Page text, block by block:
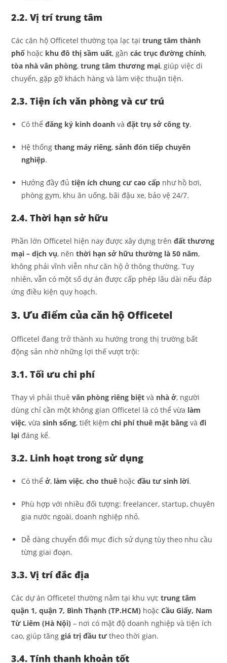
2.2. Vị trí trung tâm
Các căn hộ Officetel thường tọa lạc tạitrung tâm thành
phố hoặc khu đô thị sầm uất, gầncác trục đường chính,
tòa nhà văn phòng,trung tâm thương mại, giúp việc di
chuyển, gặp gỡ khách hàng và làm việc thuận tiện.
2.3. Tiện ích văn phòng và cư trú
Có thểđăng ký kinh doanh vàđặt trụ sở công ty.
Hệ thốngthang máy riêng,sảnh đón tiếp chuyên
nghiệp.
Hưởng đầy đủtiện ích chung cư cao cấp như hồ bơi,
phòng gym, khu ăn uống, bãi đậu xe, bảo vệ 24/7.
2.4. Thời hạn sở hữu
Phần lớn Officetel hiện nay được xây dựng trênđất thương
mại – dịch vụ, nênthời hạn sở hữu thường là 50 năm,
không phải vĩnh viễn như căn hộ ở thông thường. Tuy
nhiên, vẫn có một số dự án được cấp phép lâu dài nếu đáp
ứng điều kiện quy hoạch.
3. Ưu điểm của căn hộ Officetel
Officetel đang trở thành xu hướng trong thị trường bất
động sản nhờ những lợi thế vượt trội:
3.1. Tối ưu chi phí
Thay vì phải thuêvăn phòng riêng biệt và nhà ở, người
dùng chỉ cần một không gian Officetel là có thể vừa làm
việc, vừasinh sống, tiết kiệmchi phí thuê mặt bằng vàđi
lại đáng kể.
3.2. Linh hoạt trong sử dụng
Có thểở, làm việc,cho thuê hoặcđầu tư sinh lời.
Phù hợp với nhiều đối tượng: freelancer, startup, chuyên
gia nước ngoài, doanh nghiệp nhỏ.
Dễ dàng chuyển đổi mục đích sử dụng tùy theo nhu cầu
từng giai đoạn.
3.3. Vị trí đắc địa
Các dự án Officetel thường nằm tại khu vựctrung tâm
quận 1, quận 7, Bình Thạnh (TP.HCM) hoặcCầu Giấy, Nam
Từ Liêm (Hà Nội) – nơi có mật độ doanh nghiệp và tiện ích
cao, giúp tănggiá trị đầu tưtheo thời gian.
3.4. Tính thanh khoản tốt